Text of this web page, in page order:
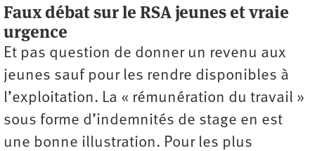
Faux débat sur le RSA jeunes et vraie
urgence
Et pas question de donner un revenu aux
jeunes sauf pour les rendre disponibles à
l’exploitation. La « rémunération du travail »
sous forme d’indemnités de stage en est
une bonne illustration. Pour les plus